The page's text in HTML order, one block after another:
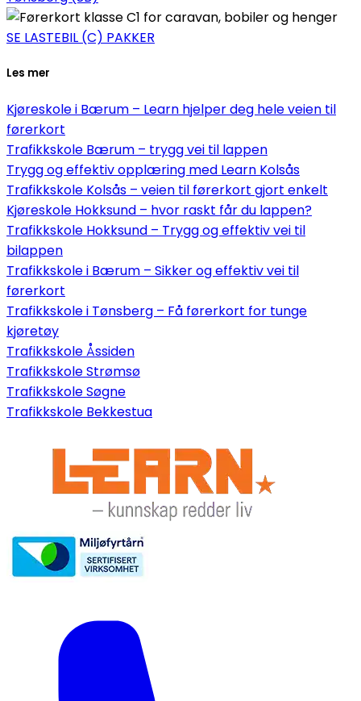
SE LASTEBIL (C) PAKKER
Les mer
Kjøreskole i Bærum – Learn hjelper deg hele veien til
førerkort
Trafikkskole Bærum – trygg vei til lappen
Trygg og effektiv opplæring med Learn Kolsås
Trafikkskole Kolsås – veien til førerkort gjort enkelt
Kjøreskole Hokksund – hvor raskt får du lappen?
Trafikkskole Hokksund – Trygg og effektiv vei til
bilappen
Trafikkskole i Bærum – Sikker og effektiv vei til
førerkort
Trafikkskole i Tønsberg – Få førerkort for tunge
kjøretøy
Trafikkskole Åssiden
Trafikkskole Strømsø
Trafikkskole Søgne
Trafikkskole Bekkestua